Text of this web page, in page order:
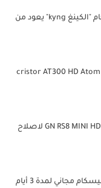
مولد سيرفرات السيسكام "الكينغ kyng" يعود من
تعرف على الجهاز الجديد cristor AT300 HD Atom
دامب اصلي لجهاز GN RS8 MINI HD PLUS لاصلاح
موقع يعطيك سيرفر سيسكام مجاني لمدة 3 أيام